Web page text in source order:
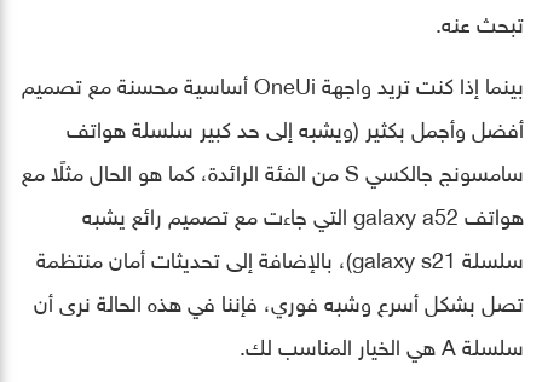
تبحث عنه.
بينما إذا كنت تريد واجهة OneUi أساسية محسنة مع تصميم
أفضل وأجمل بكثير (ويشبه إلى حد كبير سلسلة هواتف
سامسونج جالكسي S من الفئة الرائدة، كما هو الحال مثلًا مع
هواتف galaxy a52 التي جاءت مع تصميم رائع يشبه
سلسلة galaxy s21)، بالإضافة إلى تحديثات أمان منتظمة
تصل بشكل أسرع وشبه فوري، فإننا في هذه الحالة نرى أن
سلسلة A هي الخيار المناسب لك.